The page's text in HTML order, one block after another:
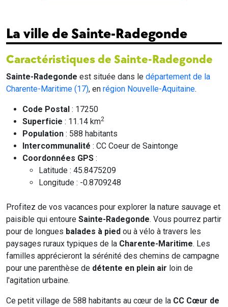
La ville de Sainte-Radegonde
Caractéristiques de Sainte-Radegonde
Sainte-Radegonde est située dans le département de la
Charente-Maritime (17), en région Nouvelle-Aquitaine.
Code Postal : 17250
Superficie : 11.14 km2
Population : 588 habitants
Intercommunalité : CC Coeur de Saintonge
Coordonnées GPS :
Latitude : 45.8475209
Longitude : -0.8709248
Profitez de vos vacances pour explorer la nature sauvage et
paisible qui entoure Sainte-Radegonde. Vous pourrez partir
pour de longues balades à pied ou à vélo à travers les
paysages ruraux typiques de la Charente-Maritime. Les
familles apprécieront la sérénité des chemins de campagne
pour une parenthèse de détente en plein air loin de
l'agitation urbaine.
Ce petit village de 588 habitants au cœur de la CC Cœur de